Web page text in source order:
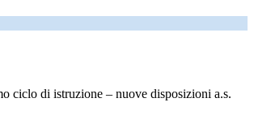
ciclo di istruzione – nuove disposizioni a.s.